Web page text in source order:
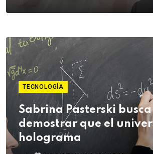
TECNOLOGÍA
Sabrina Pasterski busca
demostrar que el
holograma